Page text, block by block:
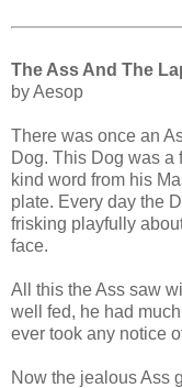
The Ass And The
by Aesop
There was once an
Dog. This Dog was a
kind word from his
plate. Every day the
frisking playfully
face.
All this the Ass saw
well fed, he had
ever took any notice
Now the jealous Ass